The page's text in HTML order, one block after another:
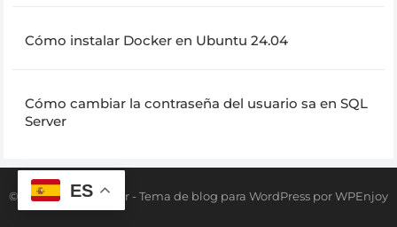
Cómo instalar Docker en Ubuntu 24.04
Cómo cambiar la contraseña del usuario sa en SQL
Server
© 2026Tecno Sender - Tema de blog para WordPress porWPEnjoy
ES